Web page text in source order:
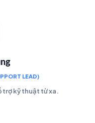
LEAD)
trợ kỹ thuật từ xa.